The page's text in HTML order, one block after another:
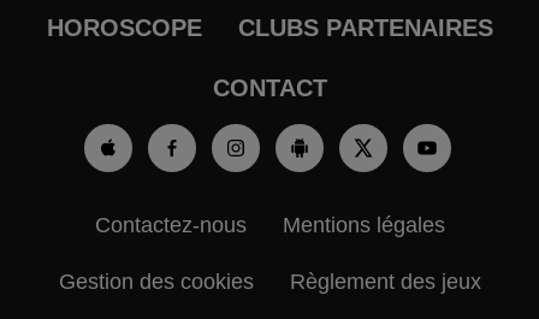
HOROSCOPE CLUBS PARTENAIRES
CONTACT
Contactez-nous Mentions légales
Gestion des cookies Règlement des jeux